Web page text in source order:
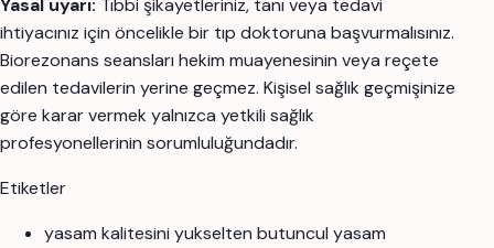
Yasal uyarı: Tıbbi şikayetleriniz, tanı veya tedavi
ihtiyacınız için öncelikle bir tıp doktoruna başvurmalısınız.
Biorezonans seansları hekim muayenesinin veya reçete
edilen tedavilerin yerine geçmez. Kişisel sağlık geçmişinize
göre karar vermek yalnızca yetkili sağlık
profesyonellerinin sorumluluğundadır.
Etiketler
yasam kalitesini yukselten butuncul yasam